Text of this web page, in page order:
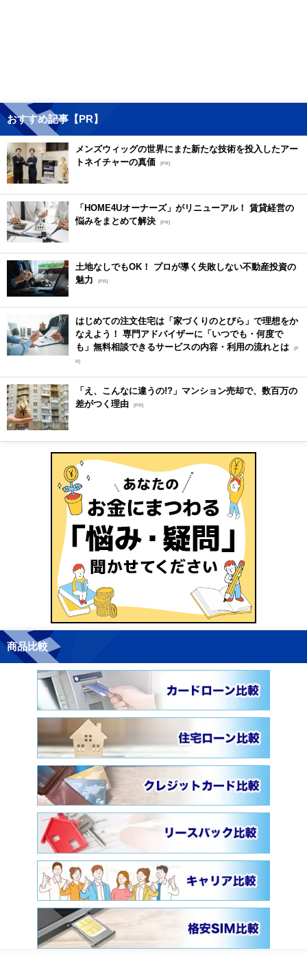
おすすめ記事【PR】
メンズウィッグの世界にまた新たな技術を投入したアー
トネイチャーの真価 [PR]
「HOME4Uオーナーズ」がリニューアル！ 賃貸経営の
悩みをまとめて解決 [PR]
土地なしでもOK！ プロが導く失敗しない不動産投資の
魅力
[PR]
はじめての注文住宅は「家づくりのとびら」で理想をか
なえよう！ 専門アドバイザーに「いつでも・何度で
も」無料相談できるサービスの内容・利用の流れとは [P
R]
「え、こんなに違うの!?」マンション売却で、数百万の
差がつく理由 [PR]
商品比較